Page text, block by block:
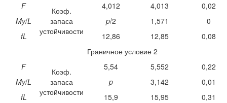
F
Коэф.
запаса
устойчивости
4,012 4,013
0,02
My/L p/2 1,571
0
fL
12,86 12,85
0,08
Граничное условие 2
F
Коэф.
запаса
устойчивости
5,54 5,552
0,22
My/L p 3,142
0,01
fL
15,9 15,95
0,31